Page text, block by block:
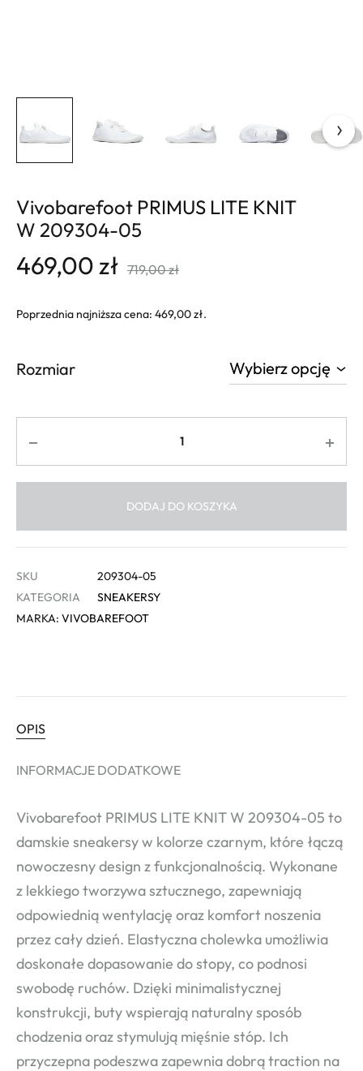
Vivobarefoot PRIMUS LITE KNIT
W 209304-05
469,00zł 719,00zł
Poprzednia najniższa cena: 469,00zł.
Rozmiar
DODAJ DO KOSZYKA
SKU
209304-05
KATEGORIA
SNEAKERSY
MARKA: VIVOBAREFOOT
OPIS
INFORMACJE DODATKOWE
Vivobarefoot PRIMUS LITE KNIT W 209304-05 to
damskie sneakersy w kolorze czarnym, które łączą
nowoczesny design z funkcjonalnością. Wykonane
z lekkiego tworzywa sztucznego, zapewniają
odpowiednią wentylację oraz komfort noszenia
przez cały dzień. Elastyczna cholewka umożliwia
doskonałe dopasowanie do stopy, co podnosi
swobodę ruchów. Dzięki minimalistycznej
konstrukcji, buty wspierają naturalny sposób
chodzenia oraz stymulują mięśnie stóp. Ich
przyczepna podeszwa zapewnia dobrą traction na